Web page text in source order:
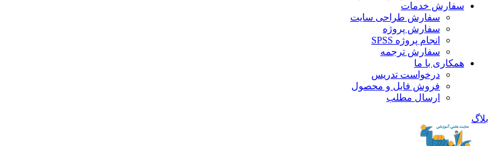
سفارش خدمات
سفارش طراحی سایت
سفارش پروژه
انجام پروژه SPSS
سفارش ترجمه
همکاری با ما
درخواست تدریس
فروش فایل و محصول
ارسال مطلب
بلاگ